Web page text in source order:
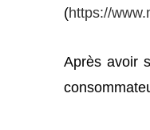
(https://
Après avoir